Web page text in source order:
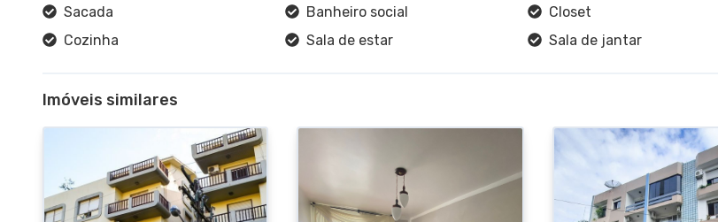
Sacada Banheiro social
Closet
Cozinha
Sala de estar Sala de jantar
Imóveis similares